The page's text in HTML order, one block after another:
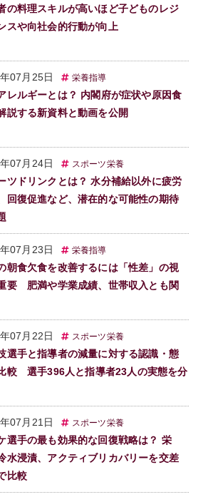
の料理スキルが高いほど子どものレジ
スや向社会的行動が向上
07月25日 栄養指導
レルギーとは？ 内閣府が症状や原因食
説する新資料と動画を公開
07月24日 スポーツ栄養
ツドリンクとは？ 水分補給以外に疲労
回復促進など、潜在的な可能性の期待
07月23日 栄養指導
朝食欠食を改善するには「性差」の視
要 肥満や学業成績、世帯収入とも関
07月22日 スポーツ栄養
選手と指導者の減量に対する認識・態
較 選手396人と指導者23人の実態を分
07月21日 スポーツ栄養
選手の最も効果的な回復戦略は？ 栄
水浸漬、アクティブリカバリーを交差
比較